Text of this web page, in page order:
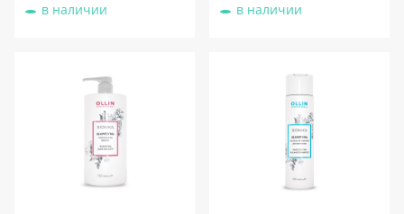
в наличии в наличии